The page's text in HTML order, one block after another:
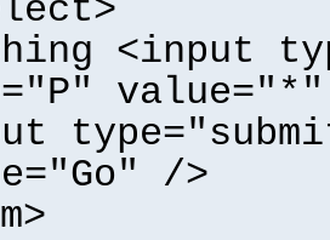
<input
/>